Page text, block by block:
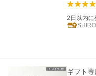
2日以内に
ギフト